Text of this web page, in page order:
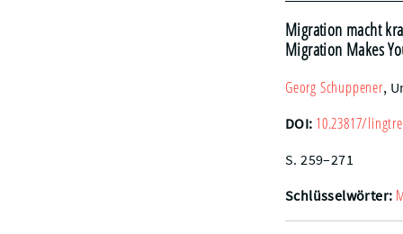
Migration macht
Migration Makes
Georg Schuppener,
DOI: 10.23817/
S. 259–271
Schlüsselwörter: